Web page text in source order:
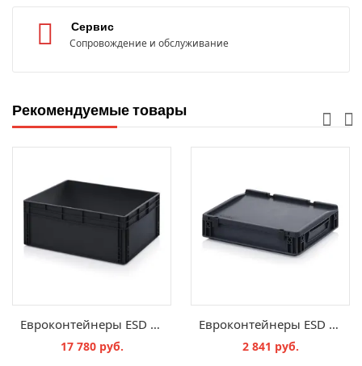
Сервис
Сопровождение и обслуживание
Рекомендуемые товары
Eвроконтейнеры ESD EG 86/32 HG
17 780 руб.
Eвроконтейнеры ЕSD с крышкой на шарнире ESD ED 43/75 HG
2 841 руб.